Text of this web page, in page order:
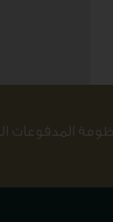
المدفوعات